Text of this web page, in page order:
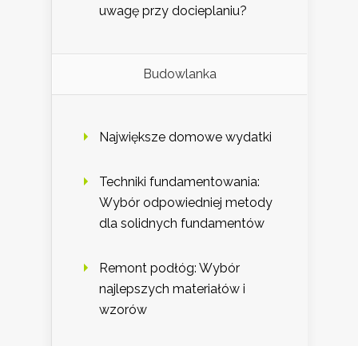
uwagę przy docieplaniu?
Budowlanka
Największe domowe wydatki
Techniki fundamentowania:
Wybór odpowiedniej metody
dla solidnych fundamentów
Remont podłóg: Wybór
najlepszych materiałów i
wzorów